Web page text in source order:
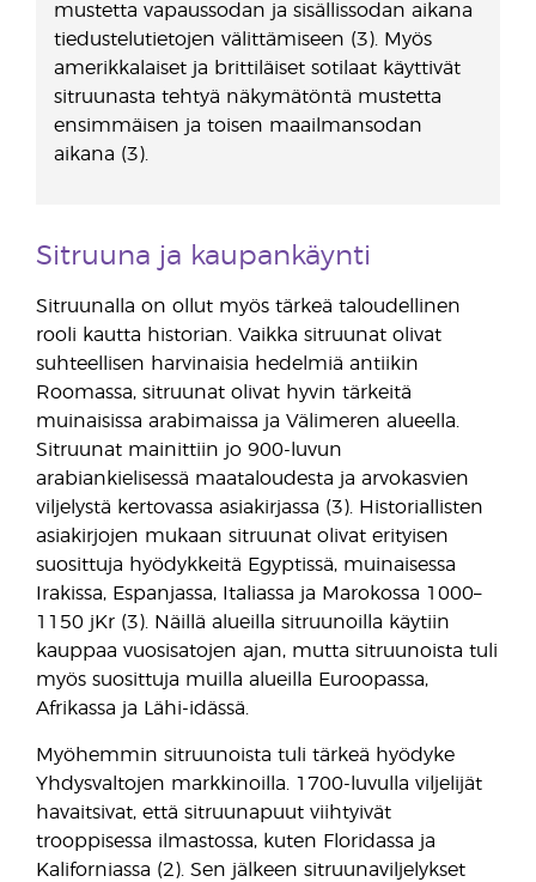
mustetta vapaussodan ja sisällissodan aikana
tiedustelutietojen välittämiseen (3). Myös
amerikkalaiset ja brittiläiset sotilaat käyttivät
sitruunasta tehtyä näkymätöntä mustetta
ensimmäisen ja toisen maailmansodan
aikana (3).
Sitruuna ja kaupankäynti
Sitruunalla on ollut myös tärkeä taloudellinen
rooli kautta historian. Vaikka sitruunat olivat
suhteellisen harvinaisia hedelmiä antiikin
Roomassa, sitruunat olivat hyvin tärkeitä
muinaisissa arabimaissa ja Välimeren alueella.
Sitruunat mainittiin jo 900-luvun
arabiankielisessä maataloudesta ja arvokasvien
viljelystä kertovassa asiakirjassa (3). Historiallisten
asiakirjojen mukaan sitruunat olivat erityisen
suosittuja hyödykkeitä Egyptissä, muinaisessa
Irakissa, Espanjassa, Italiassa ja Marokossa 1000–
1150 jKr (3). Näillä alueilla sitruunoilla käytiin
kauppaa vuosisatojen ajan, mutta sitruunoista tuli
myös suosittuja muilla alueilla Euroopassa,
Afrikassa ja Lähi-idässä.
Myöhemmin sitruunoista tuli tärkeä hyödyke
Yhdysvaltojen markkinoilla. 1700-luvulla viljelijät
havaitsivat, että sitruunapuut viihtyivät
trooppisessa ilmastossa, kuten Floridassa ja
Kaliforniassa (2). Sen jälkeen sitruunaviljelykset